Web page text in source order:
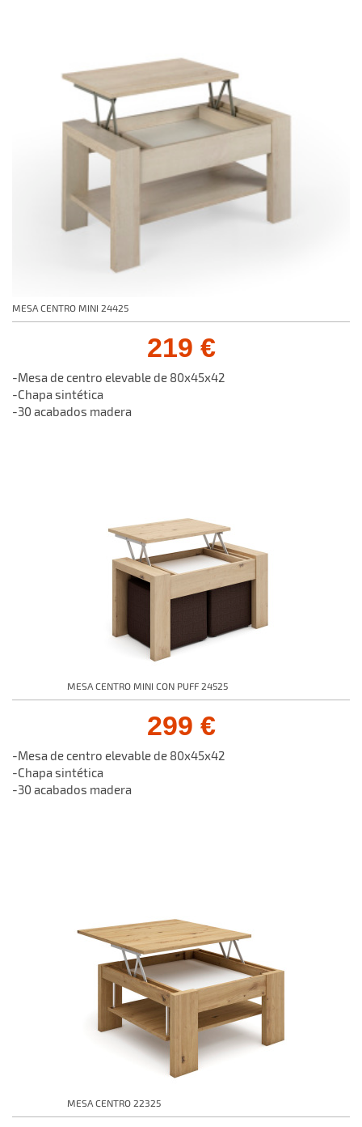
MESA CENTRO MINI 24425
219 €
-Mesa de centro elevable de 80x45x42
-Chapa sintética
-30 acabados madera
MESA CENTRO MINI CON PUFF 24525
299 €
-Mesa de centro elevable de 80x45x42
-Chapa sintética
-30 acabados madera
MESA CENTRO 22325